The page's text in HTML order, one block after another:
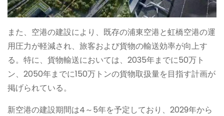
また、空港の建設により、既存の浦東空港と虹橋空港の運
用圧力が軽減され、旅客および貨物の輸送効率が向上す
る。特に、貨物輸送においては、2035年までに50万ト
ン、2050年までに150万トンの貨物取扱量を目指す計画が
掲げられている。
新空港の建設期間は4～5年を予定しており、2029年から